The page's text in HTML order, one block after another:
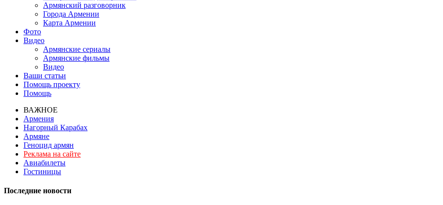
Армянский разговорник
Города Армении
Карта Армении
Фото
Видео
Армянские сериалы
Армянские фильмы
Видео
Ваши статьи
Помощь проекту
Помощь
ВАЖНОЕ
Армения
Нагорный Карабах
Армяне
Геноцид армян
Реклама на сайте
Авиабилеты
Гостиницы
Последние новости